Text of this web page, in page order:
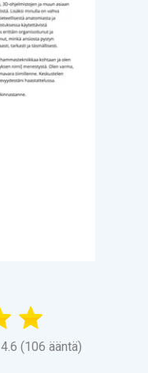
(106 ääntä)